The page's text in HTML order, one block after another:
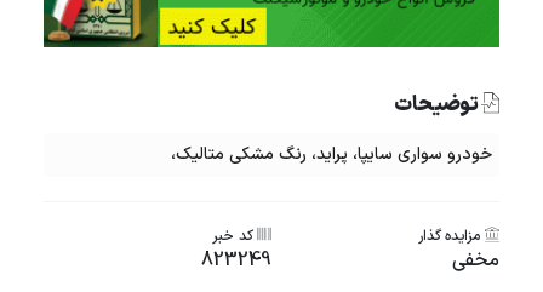
توضیحات
خودرو سواری سایپا، پراید، رنگ مشکی متالیک،
مزایده گذار
مخفی
کد خبر
823249